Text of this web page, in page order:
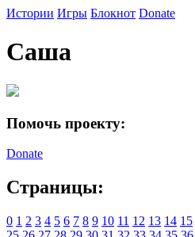
Истории Игры Блокнот Donate
Саша
Помочь проекту:
Donate
Страницы:
0 1 2 3 4 5 6 7 8 9 10 11 12 13 14 15